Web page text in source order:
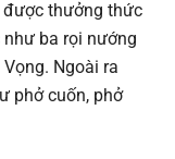
được thưởng thức
ba rọi nướng
Ngoài ra
phở cuốn, phở